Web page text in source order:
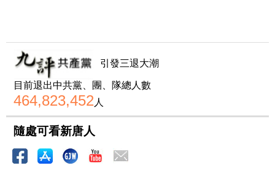
引發三退大潮
目前退出中共黨、團、隊總人數
464,823,452 人
隨處可看新唐人